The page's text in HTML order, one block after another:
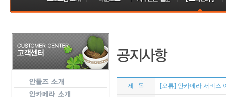
제 목 [오류] 안카메라 서비스